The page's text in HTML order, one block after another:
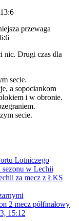
przewaga
nic. Drugi czas dla
secie.
a sopociankom
i w obronie.
secie.
Lotniczego
w Lechii
za mecz z ŁKS
2 mecz półfinałowy
15:12